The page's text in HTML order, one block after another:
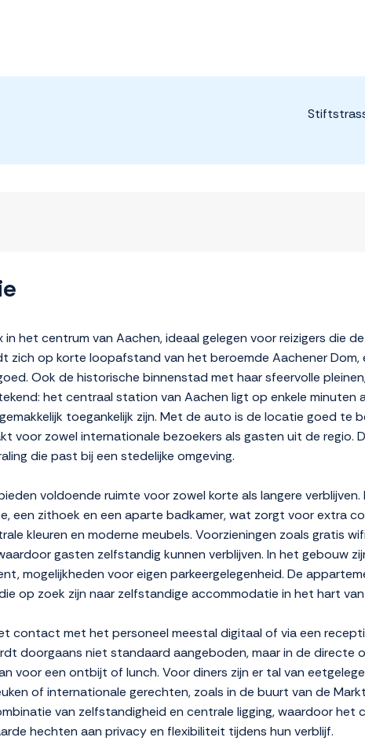
het centrum van Aachen, ideaal gelegen voor reizigers die
zich op korte loopafstand van het beroemde Aachener Dom,
Ook de historische binnenstad met haar sfeervolle
het centraal station van Aachen ligt op enkele minuten
toegankelijk zijn. Met de auto is de locatie goed te
voor zowel internationale bezoekers als gasten uit de regio.
die past bij een stedelijke omgeving.
voldoende ruimte voor zowel korte als langere verblijven.
een zithoek en een aparte badkamer, wat zorgt voor extra
kleuren en moderne meubels. Voorzieningen zoals gratis
gasten zelfstandig kunnen verblijven. In het gebouw
mogelijkheden voor eigen parkeergelegenheid. De
op zoek zijn naar zelfstandige accommodatie in het hart
contact met het personeel meestal digitaal of via een
doorgaans niet standaard aangeboden, maar in de directe
voor een ontbijt of lunch. Voor diners zijn er tal van
of internationale gerechten, zoals in de buurt van de
van zelfstandigheid en centrale ligging, waardoor het
hechten aan privacy en flexibiliteit tijdens hun verblijf.